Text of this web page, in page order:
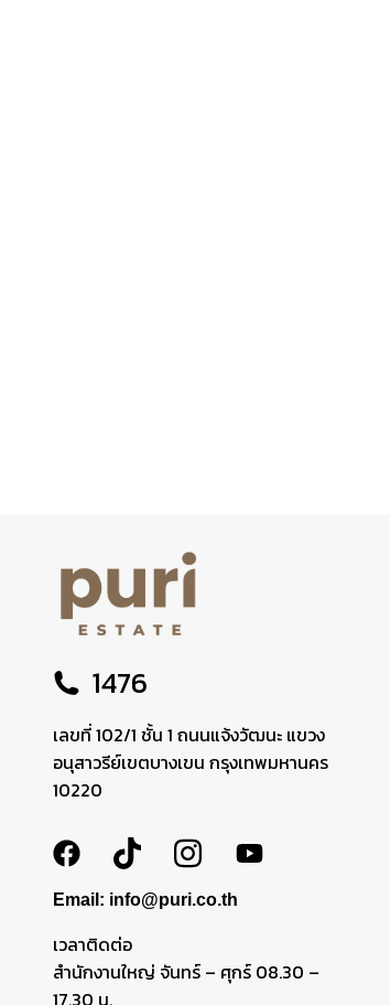
1476
เลขที่ 102/1 ชั้น 1 ถนนแจ้งวัฒนะ แขวง
อนุสาวรีย์เขตบางเขน กรุงเทพมหานคร
10220
Email: info@puri.co.th
เวลาติดต่อ
สำนักงานใหญ่ จันทร์ – ศุกร์ 08.30 –
17.30 น.